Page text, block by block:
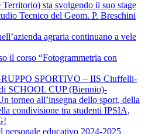
Territorio) sta svolgendo il suo stage
Tecnico del Geom. P. Breschini
agraria continuano a vele
il corso “Fotogrammetria con
SPORTIVO – IIS Ciuffelli-
SCHOOL CUP (Biennio)-
torneo all’insegna dello sport, della
condivisione tra studenti IPSIA,
personale educativo 2024-2025